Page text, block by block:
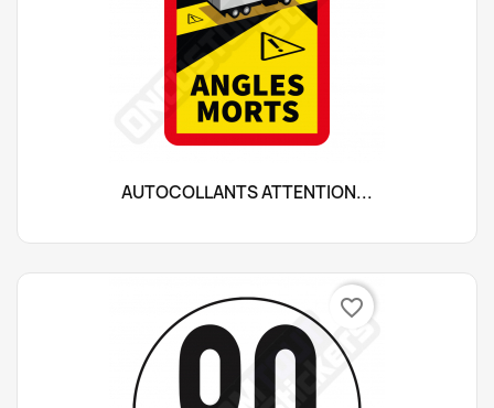
AUTOCOLLANTS ATTENTION...
favorite_border